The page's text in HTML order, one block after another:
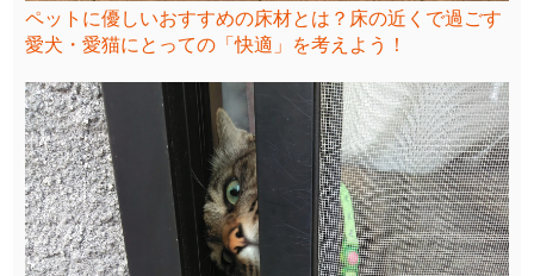
ペットに優しいおすすめの床材とは？床の近くで過ごす
愛犬・愛猫にとっての「快適」を考えよう！